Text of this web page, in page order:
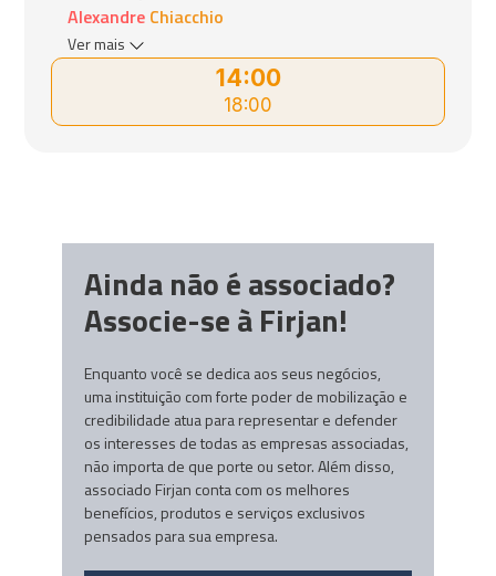
14:00
18:00
Alexandre Chiacchio
Ver mais
Ainda não é associado?
Associe-se à Firjan!
Enquanto você se dedica aos seus negócios,
uma instituição com forte poder de mobilização e
credibilidade atua para representar e defender
os interesses de todas as empresas associadas,
não importa de que porte ou setor. Além disso,
associado Firjan conta com os melhores
benefícios, produtos e serviços exclusivos
pensados para sua empresa.